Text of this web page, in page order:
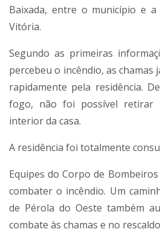
Baixada, entre o município e a
Vitória.
Segundo as primeiras
percebeu o incêndio, as chamas
rapidamente pela residência.
fogo, não foi possível retirar
interior da casa.
A residência foi totalmente
Equipes do Corpo de
combater o incêndio. Um
de Pérola do Oeste também
combate às chamas e no